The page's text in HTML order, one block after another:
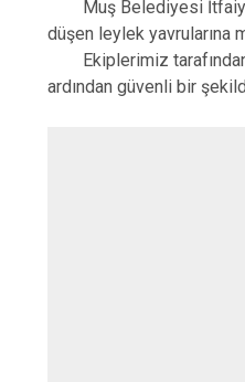
Muş Belediyesi İtfaiye
düşen leylek yavrularına
Ekiplerimiz tarafından
ardından güvenli bir